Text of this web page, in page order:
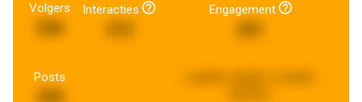
Volgers Interacties Engagement
Posts